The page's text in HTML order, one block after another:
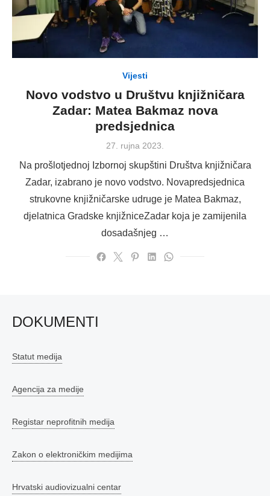
Vijesti
Novo vodstvo u Društvu knjižničara
Zadar: Matea Bakmaz nova
predsjednica
Posted
27. rujna 2023.
Na prošlotjednoj Izbornoj skupštini Društva knjižničara
Zadar, izabrano je novo vodstvo. Novapredsjednica
strukovne knjižničarske udruge je Matea Bakmaz,
djelatnica Gradske knjižniceZadar koja je zamijenila
dosadašnjeg …
DOKUMENTI
Statut medija
Agencija za medije
Registar neprofitnih medija
Zakon o elektroničkim medijima
Hrvatski audiovizualni centar